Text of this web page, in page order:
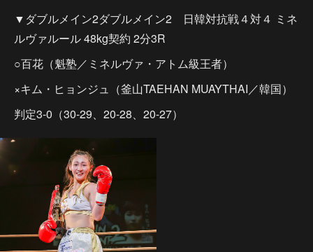
▼ダブルメイン2ダブルメイン2 日韓対抗戦４対４ ミネ
ルヴァルール 48kg契約 2分3R
○百花（魁塾／ミネルヴァ・アトム級王者）
×キム・ヒョンジュ（釜山TAEHAN MUAYTHAI／韓国）
判定3-0（30-29、20-28、20-27）